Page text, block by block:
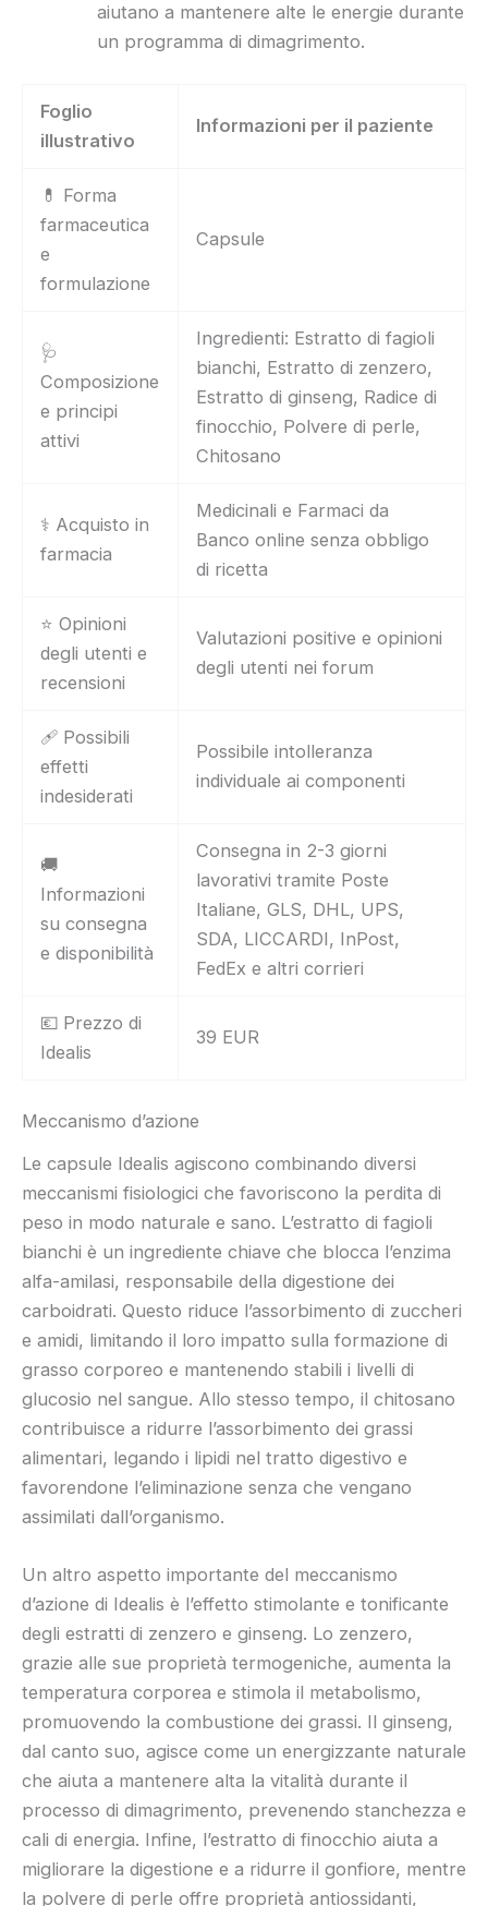
aiutano a mantenere alte le energie durante
un programma di dimagrimento.
Foglio
illustrativo
Informazioni per il paziente
💊 Forma
farmaceutica
e
formulazione
Capsule
🩺
Composizione
e principi
attivi
Ingredienti: Estratto di fagioli
bianchi, Estratto di zenzero,
Estratto di ginseng, Radice di
finocchio, Polvere di perle,
Chitosano
⚕️ Acquisto in
farmacia
Medicinali e Farmaci da
Banco online senza obbligo
di ricetta
⭐ Opinioni
degli utenti e
recensioni
Valutazioni positive e opinioni
degli utenti nei forum
🩹 Possibili
effetti
indesiderati
Possibile intolleranza
individuale ai componenti
🚚
Informazioni
su consegna
e disponibilità
Consegna in 2-3 giorni
lavorativi tramite Poste
Italiane, GLS, DHL, UPS,
SDA, LICCARDI, InPost,
FedEx e altri corrieri
💶 Prezzo di
Idealis
39 EUR
Meccanismo d’azione
Le capsule Idealis agiscono combinando diversi
meccanismi fisiologici che favoriscono la perdita di
peso in modo naturale e sano. L’estratto di fagioli
bianchi è un ingrediente chiave che blocca l’enzima
alfa-amilasi, responsabile della digestione dei
carboidrati. Questo riduce l’assorbimento di zuccheri
e amidi, limitando il loro impatto sulla formazione di
grasso corporeo e mantenendo stabili i livelli di
glucosio nel sangue. Allo stesso tempo, il chitosano
contribuisce a ridurre l’assorbimento dei grassi
alimentari, legando i lipidi nel tratto digestivo e
favorendone l’eliminazione senza che vengano
assimilati dall’organismo.
Un altro aspetto importante del meccanismo
d’azione di Idealis è l’effetto stimolante e tonificante
degli estratti di zenzero e ginseng. Lo zenzero,
grazie alle sue proprietà termogeniche, aumenta la
temperatura corporea e stimola il metabolismo,
promuovendo la combustione dei grassi. Il ginseng,
dal canto suo, agisce come un energizzante naturale
che aiuta a mantenere alta la vitalità durante il
processo di dimagrimento, prevenendo stanchezza e
cali di energia. Infine, l’estratto di finocchio aiuta a
migliorare la digestione e a ridurre il gonfiore, mentre
la polvere di perle offre proprietà antiossidanti,